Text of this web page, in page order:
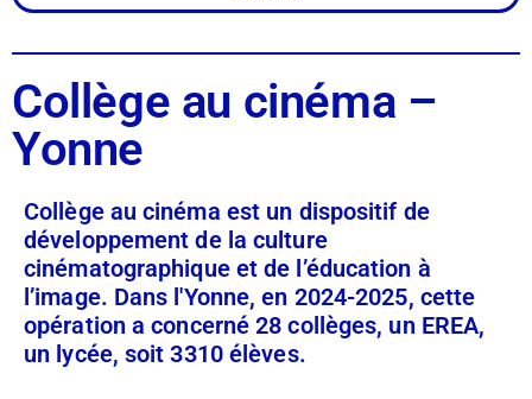
Collège au cinéma –
Yonne
Collège au cinéma est un dispositif de
développement de la culture
cinématographique et de l’éducation à
l’image. Dans l'Yonne, en 2024-2025, cette
opération a concerné 28 collèges, un EREA,
un lycée, soit 3310 élèves.